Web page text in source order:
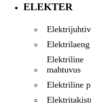
ELEKTER
Elektrilaeng
Elektriline
mahtuvus
Elektriline